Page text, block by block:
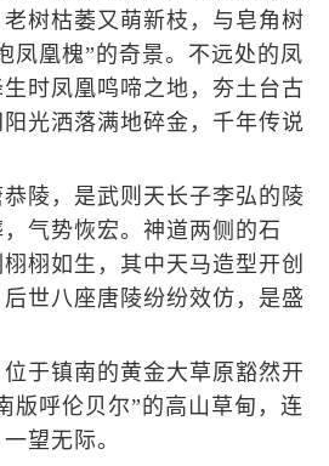
树枯萎又萌新枝，与皂角树
凤凰槐”的奇景。不远处的凤
时凤凰鸣啼之地，夯土台古
光洒落满地碎金，千年传说
，是武则天长子李弘的陵
气势恢宏。神道两侧的石
栩如生，其中天马造型开创
世八座唐陵纷纷效仿，是盛
镇南的黄金大草原豁然开
版呼伦贝尔”的高山草甸，连
望无际。